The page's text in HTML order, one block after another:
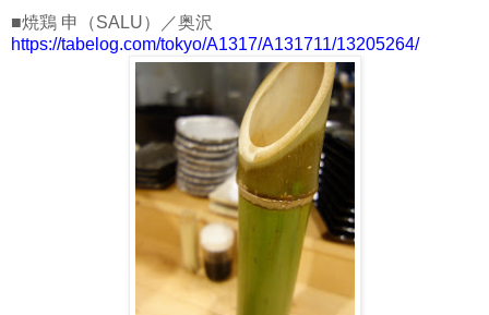
■焼鶏 申（SALU）／奥沢
https://tabelog.com/tokyo/A1317/A131711/13205264/